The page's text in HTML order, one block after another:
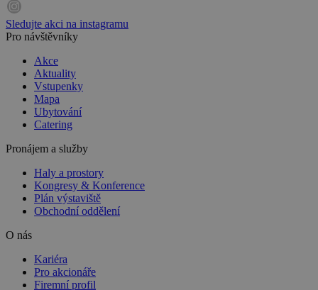
Sledujte akci na instagramu
Pro návštěvníky
Akce
Aktuality
Vstupenky
Mapa
Ubytování
Catering
Pronájem a služby
Haly a prostory
Kongresy & Konference
Plán výstaviště
Obchodní oddělení
O nás
Kariéra
Pro akcionáře
Firemní profil